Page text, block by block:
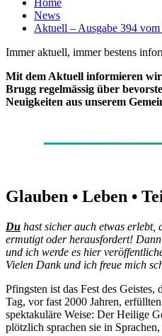
Home
News
Aktuell – Ausgabe 394
Immer aktuell, immer bestens
Mit dem Aktuell informieren wir
Brugg regelmässig über
Neuigkeiten aus unserem
Glauben • Leben •
Du hast sicher auch etwas erlebt,
ermutigt oder herausfordert!
und ich werde es hier
Vielen Dank und ich freue mich
Pfingsten ist das Fest des
Tag, vor fast 2000 Jahren,
spektakuläre Weise: Der Heilige
plötzlich sprachen sie in